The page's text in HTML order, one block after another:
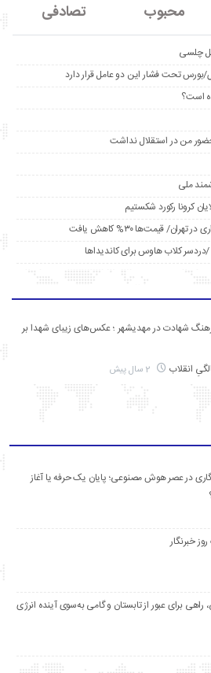
محبوب تصادفی
چلسی
تحت فشار این دو عامل قرار دارد
است؟
من در استقلال نداشت
ملی
کرونا رکورد شکستیم
قیمت‌ها ۳۰% کاهش یافت
شهادت در مهدیشهر ؛ عکس‌های زیبای شهدا بر
در عصر هوش مصنوعی؛ پایان یک حرفه یا آغاز
خبرنگار
برای عبور از تابستان و گامی به‌سوی آینده انرژی